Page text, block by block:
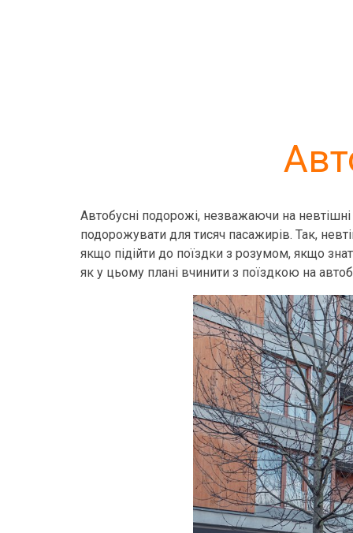
Автобусні подорожі, незважаючи на
подорожувати для тисяч пасажирів. Так,
якщо підійти до поїздки з розумом, якщо
як у цьому плані вчинити з поїздкою на